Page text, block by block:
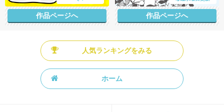
作品ページへ 作品ページへ
人気ランキングをみる
ホーム